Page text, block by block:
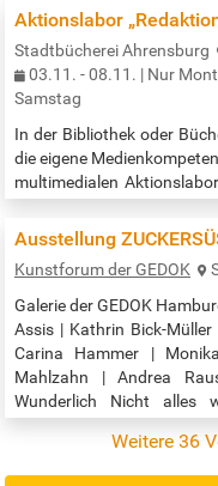
vielen Kulturen und
Maori, der indigenen
Ägypter, des südlichen
spannende Zeitreise durch
entry to the…
Aktionslabor
Stadtbücherei Ahrensburg
03.11. - 08.11. | Nur
Samstag
In der Bibliothek oder
die eigene
multimedialen
Zugang zu Nachrichten-
Ausprobieren, Testen
erforderlich. Im Rahmen
Ausstellung
Kunstforum der GEDOK
Galerie der GEDOK
Assis | Kathrin Bick-
Carina Hammer |
Mahlzahn | Andrea
Wunderlich Nicht alles
mit Süssigkeiten
Assoziationen regt ein, in
Weitere 36